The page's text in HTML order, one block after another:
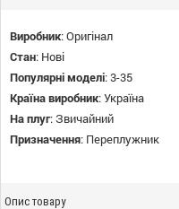
Виробник:Оригінал
Стан: Нові
Популярні моделі:3-35
Країна виробник:Україна
На плуг:Звичайний
Призначення: Переплужник
Опис товару